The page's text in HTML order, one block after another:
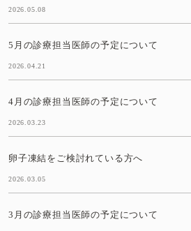
2026.05.08
5月の診療担当医師の予定について
2026.04.21
4月の診療担当医師の予定について
2026.03.23
卵子凍結をご検討れている方へ
2026.03.05
3月の診療担当医師の予定について